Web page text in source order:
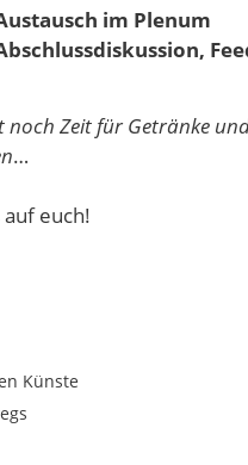
im Plenum
noch Zeit für Getränke
…
euch!
Künste